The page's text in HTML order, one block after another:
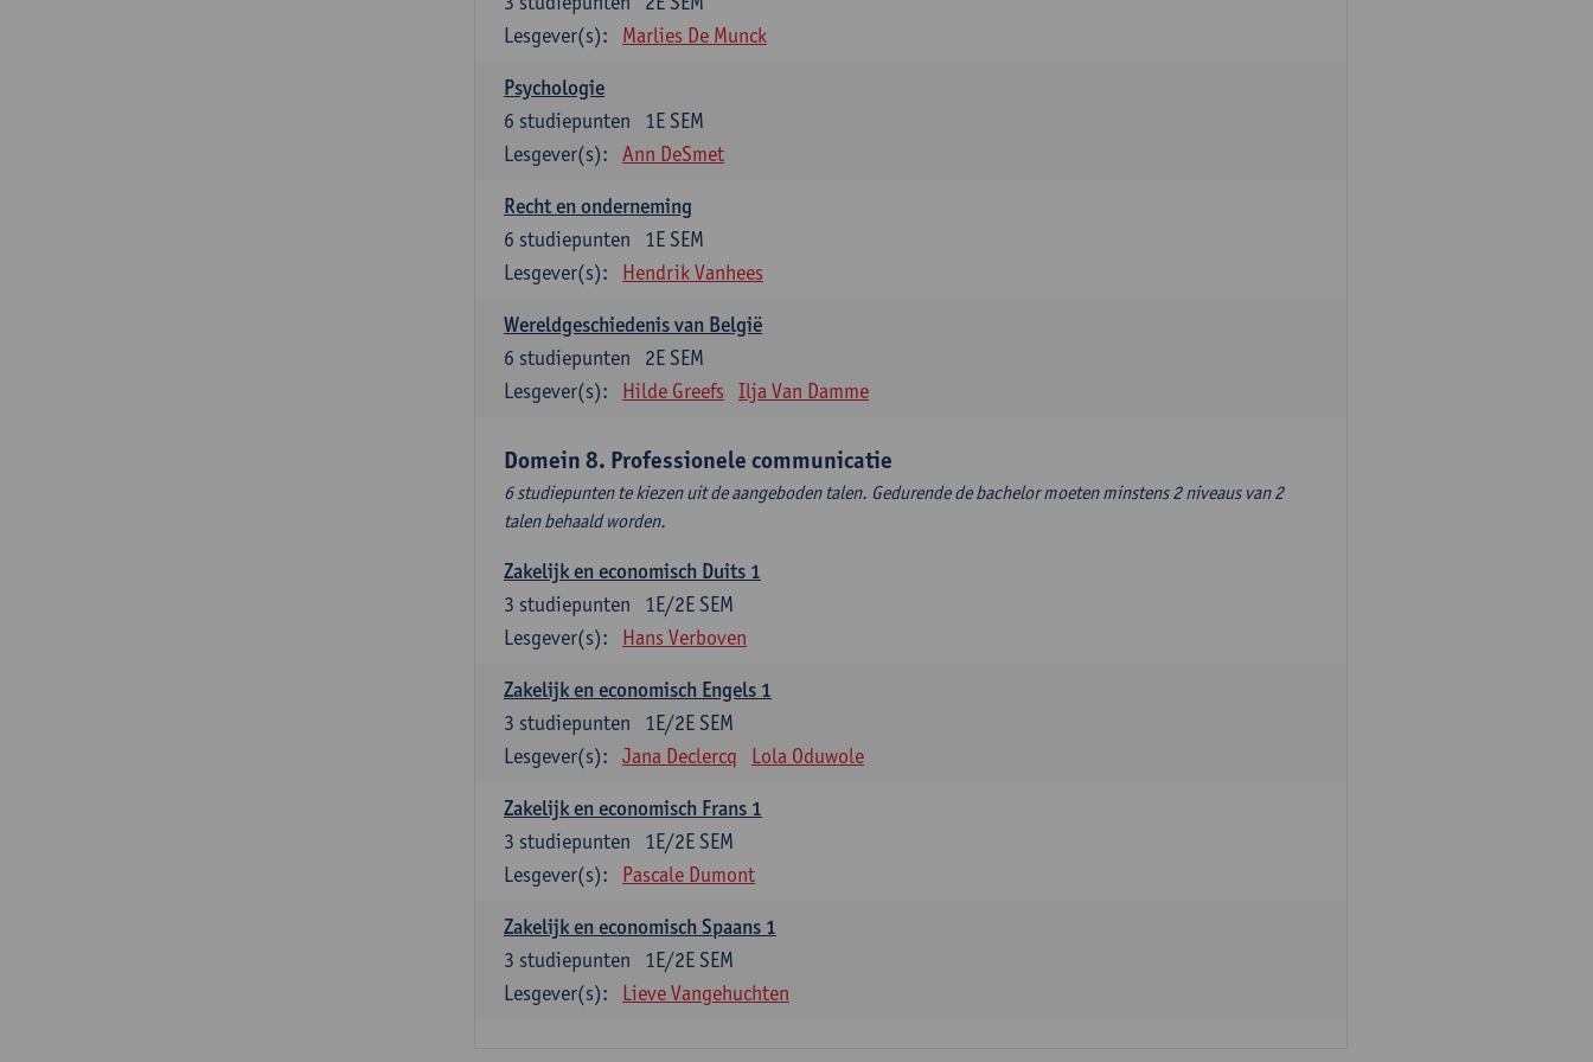
Lesgever(s):
Marlies De Munck
Psychologie
1E SEM
6 studiepunten
Lesgever(s):
Ann DeSmet
Recht en onderneming
1E SEM
6 studiepunten
Lesgever(s):
Hendrik Vanhees
Wereldgeschiedenis van België
2E SEM
6 studiepunten
Lesgever(s):
Hilde Greefs Ilja Van Damme
Domein 8. Professionele communicatie
6 studiepunten te kiezen uit de aangeboden talen. Gedurende de bachelor moeten minstens 2 niveaus van 2
talen behaald worden.
Zakelijk en economisch Duits 1
1E/2E SEM
3 studiepunten
Lesgever(s):
Hans Verboven
Zakelijk en economisch Engels 1
1E/2E SEM
3 studiepunten
Lesgever(s):
Jana Declercq Lola Oduwole
Zakelijk en economisch Frans 1
1E/2E SEM
3 studiepunten
Lesgever(s):
Pascale Dumont
Zakelijk en economisch Spaans 1
1E/2E SEM
3 studiepunten
Lesgever(s):
Lieve Vangehuchten